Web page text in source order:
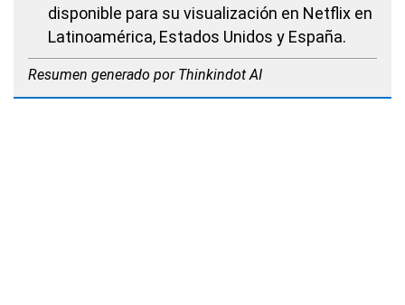
disponible para su visualización en Netflix en
Latinoamérica, Estados Unidos y España.
Resumen generado por Thinkindot AI